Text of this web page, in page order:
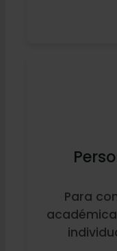
Para